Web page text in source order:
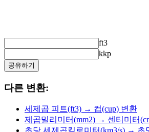
ft3
kkp
공유하기
다른 변환:
세제곱 피트(ft3) → 컵(cup) 변환
제곱밀리미터(mm2) → 센티미터